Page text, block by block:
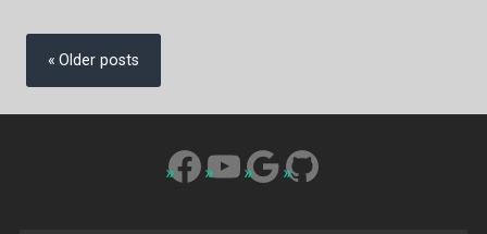
Posts
navigation
Older posts
Facebook
YouTube
Google
GitHub